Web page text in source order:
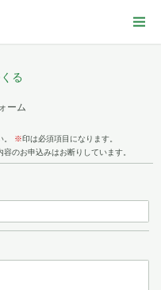
る
ーム
。 ※印は必須項目になります。
のお申込みはお断りしています。